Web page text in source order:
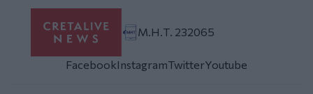
Μ.Η.Τ. 232065
FacebookInstagramTwitterYoutube